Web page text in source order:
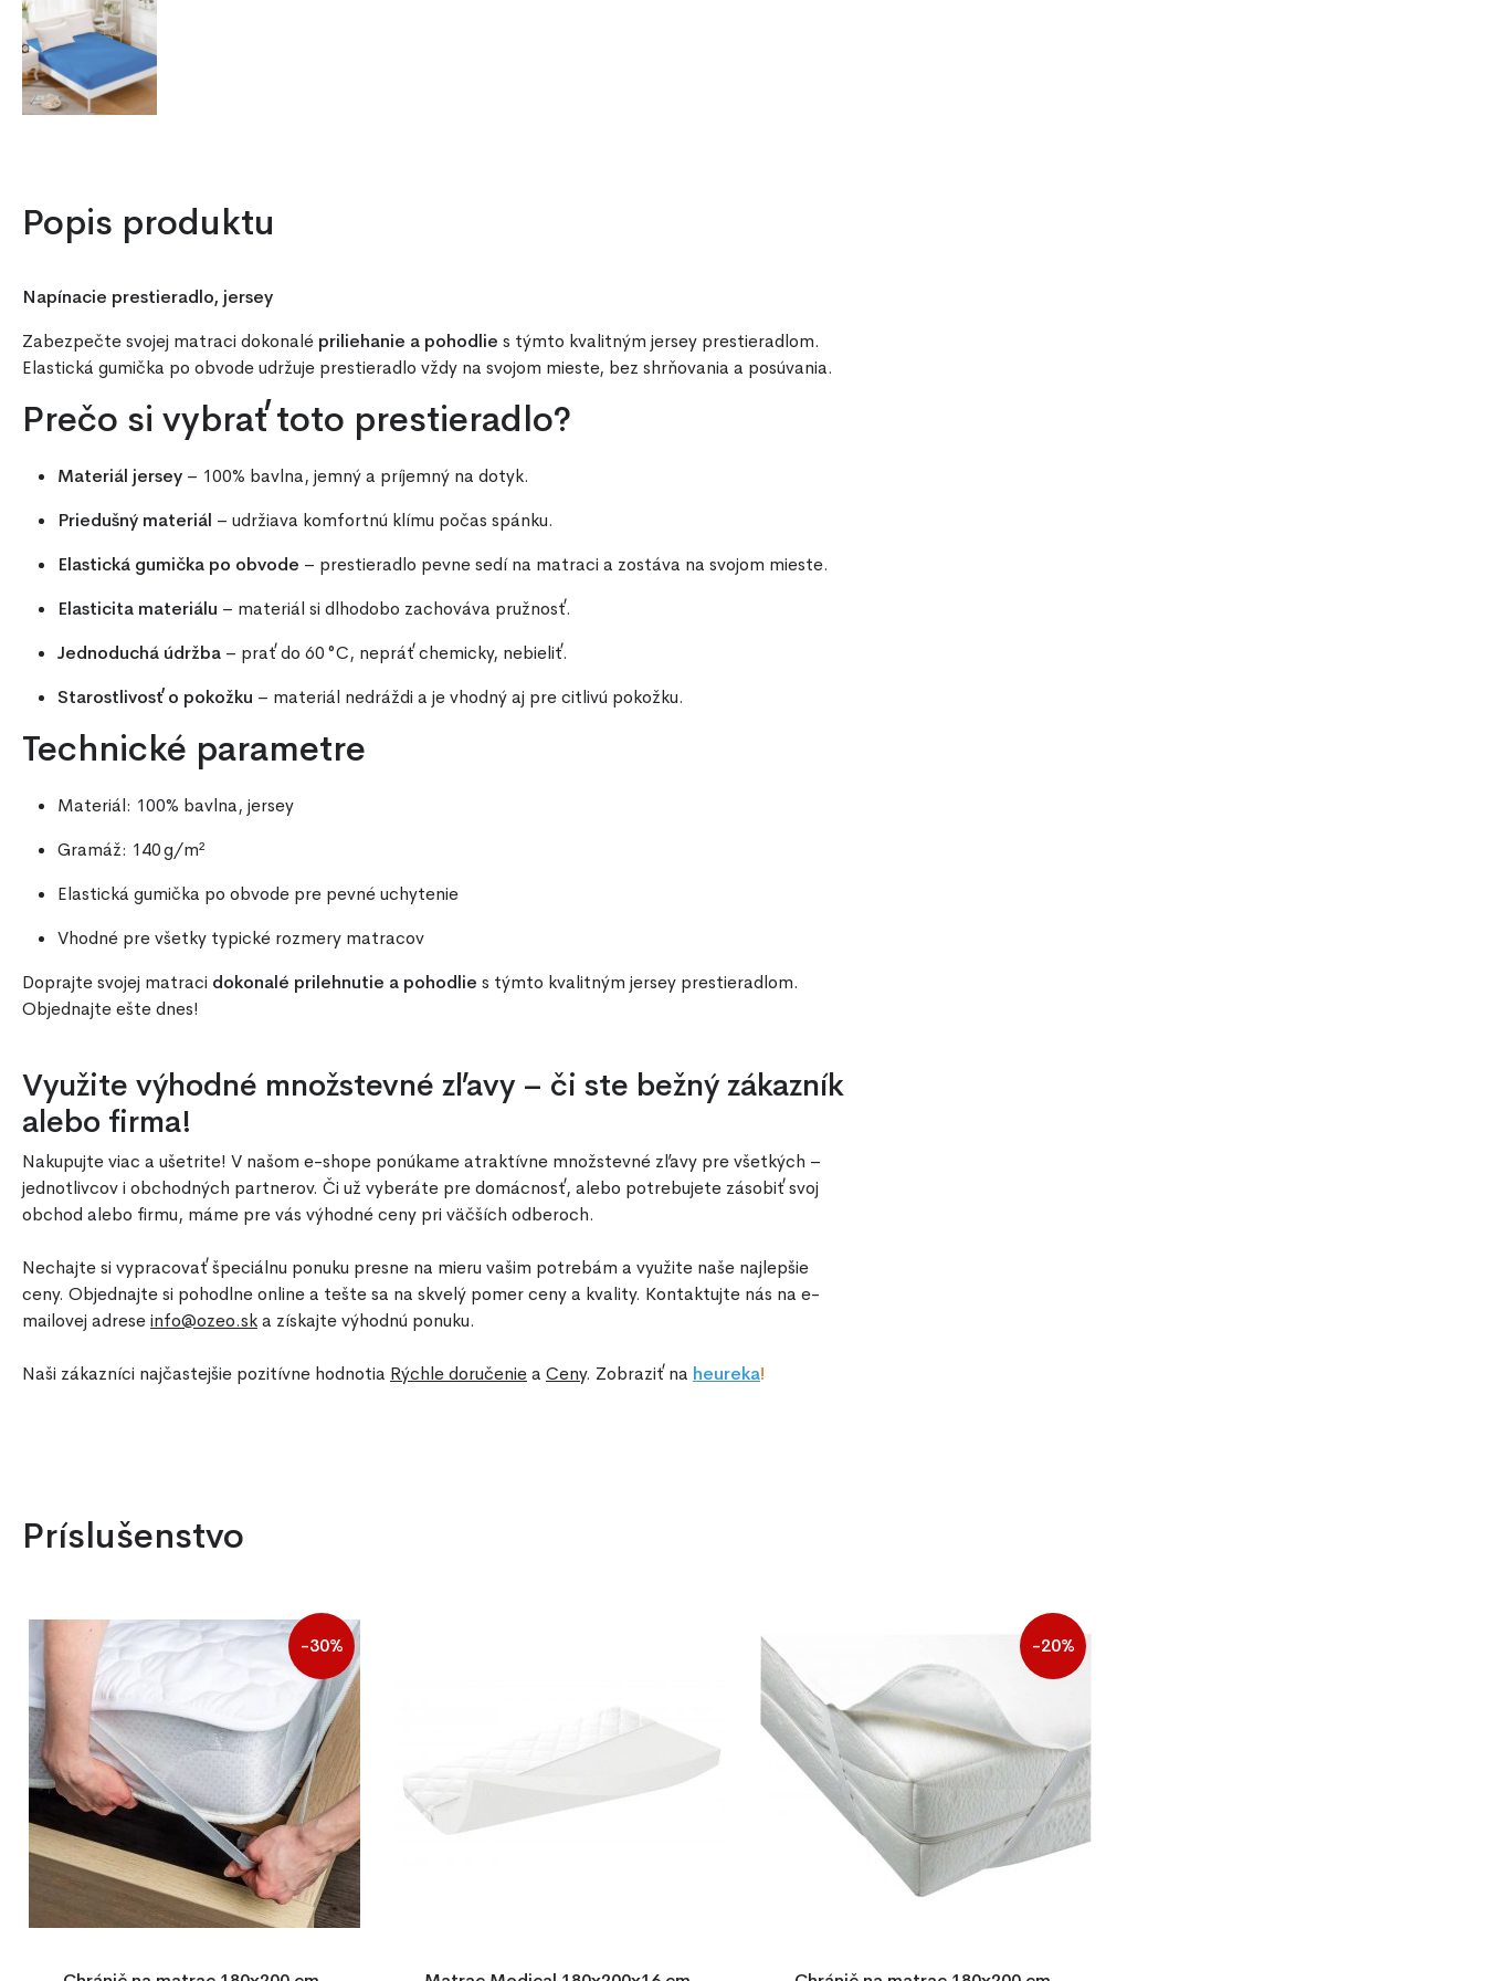
Popis produktu
Napínacie prestieradlo, jersey
Zabezpečte svojej matraci dokonalé priliehanie a pohodlie s týmto kvalitným jersey prestieradlom.
Elastická gumička po obvode udržuje prestieradlo vždy na svojom mieste, bez shrňovania a posúvania.
Prečo si vybrať toto prestieradlo?
Materiál jersey – 100% bavlna, jemný a príjemný na dotyk.
Priedušný materiál – udržiava komfortnú klímu počas spánku.
Elastická gumička po obvode – prestieradlo pevne sedí na matraci a zostáva na svojom mieste.
Elasticita materiálu – materiál si dlhodobo zachováva pružnosť.
Jednoduchá údržba – prať do 60 °C, nepráť chemicky, nebieliť.
Starostlivosť o pokožku – materiál nedráždi a je vhodný aj pre citlivú pokožku.
Technické parametre
Materiál: 100% bavlna, jersey
Gramáž: 140 g/m²
Elastická gumička po obvode pre pevné uchytenie
Vhodné pre všetky typické rozmery matracov
Doprajte svojej matraci dokonalé prilehnutie a pohodlie s týmto kvalitným jersey prestieradlom.
Objednajte ešte dnes!
Využite výhodné množstevné zľavy – či ste bežný zákazník
alebo firma!
Nakupujte viac a ušetrite! V našom e-shope ponúkame atraktívne množstevné zľavy pre všetkých –
jednotlivcov i obchodných partnerov. Či už vyberáte pre domácnosť, alebo potrebujete zásobiť svoj
obchod alebo firmu, máme pre vás výhodné ceny pri väčších odberoch.
Nechajte si vypracovať špeciálnu ponuku presne na mieru vašim potrebám a využite naše najlepšie
ceny. Objednajte si pohodlne online a tešte sa na skvelý pomer ceny a kvality. Kontaktujte nás na e-
mailovej adreseinfo@ozeo.ska získajte výhodnú ponuku.
Naši zákazníci najčastejšie pozitívne hodnotia Rýchle doručeniea Ceny. Zobraziť na heureka!
Príslušenstvo
-30% -20%